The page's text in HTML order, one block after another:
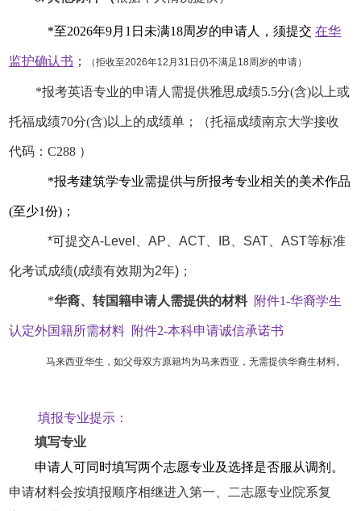
*至2026年9月1日未满18周岁的申请人，须提交在华
监护确认书 ； （拒收至2026年12月31日仍不满足18周岁的申请）
*报考英语专业的申请人需提供雅思成绩5.5分(含)以上或
托福成绩70分(含)以上的成绩单；（托福成绩南京大学接收
代码：C288 ）
*报考建筑学专业需提供与所报考专业相关的美术作品
(至少1份)；
*可提交A-Level、AP、ACT、IB、SAT、AST等标准
化考试成绩(成绩有效期为2年)；
*华裔、转国籍申请人需提供的材料 附件1-华裔学生
认定外国籍所需材料 附件2-本科申请诚信承诺书
马来西亚华生，如父母双方原籍均为马来西亚，无需提供华裔生材料。
填报专业提示：
填写专业
申请人可同时填写两个志愿专业及选择是否服从调剂。
申请材料会按填报顺序相继进入第一、二志愿专业院系复